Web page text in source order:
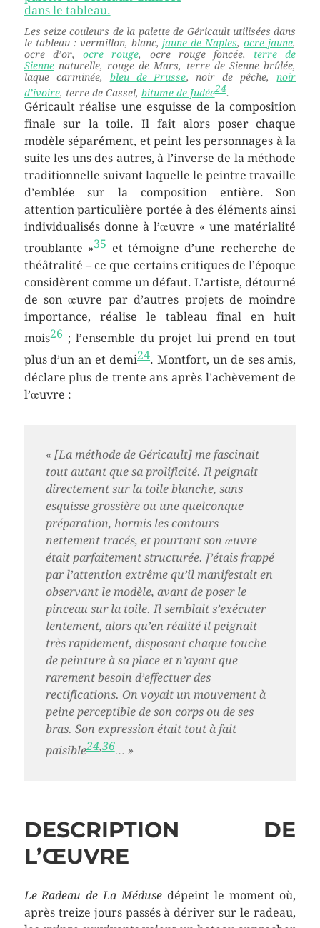
Les seize couleurs de la palette de Géricault utilisées dans
le tableau : vermillon, blanc, jaune de Naples,ocre jaune,
ocre d’or,ocre rouge, ocre rouge foncée, terre de
Siennenaturelle, rouge de Mars, terre de Sienne brûlée,
laque carminée, bleu de Prusse, noir de pêche, noir
d’ivoire, terre de Cassel, bitume de Judée24.
Géricault réalise une esquisse de la composition
finale sur la toile. Il fait alors poser chaque
modèle séparément, et peint les personnages à la
suite les uns des autres, à l’inverse de la méthode
traditionnelle suivant laquelle le peintre travaille
d’emblée sur la composition entière. Son
attention particulière portée à des éléments ainsi
individualisés donne à l’œuvre « une matérialité
troublante »35 et témoigne d’une recherche de
théâtralité – ce que certains critiques de l’époque
considèrent comme un défaut. L’artiste, détourné
de son œuvre par d’autres projets de moindre
importance, réalise le tableau final en huit
mois26; l’ensemble du projet lui prend en tout
plus d’un an et demi24. Montfort, un de ses amis,
déclare plus de trente ans après l’achèvement de
l’œuvre :
« [La méthode de Géricault] me fascinait
tout autant que sa prolificité. Il peignait
directement sur la toile blanche, sans
esquisse grossière ou une quelconque
préparation, hormis les contours
nettement tracés, et pourtant son œuvre
était parfaitement structurée. J’étais frappé
par l’attention extrême qu’il manifestait en
observant le modèle, avant de poser le
pinceau sur la toile. Il semblait s’exécuter
lentement, alors qu’en réalité il peignait
très rapidement, disposant chaque touche
de peinture à sa place et n’ayant que
rarement besoin d’effectuer des
rectifications. On voyait un mouvement à
peine perceptible de son corps ou de ses
bras. Son expression était tout à fait
paisible24,36… »
DESCRIPTION DE
L’ŒUVRE
Le Radeau de La Méduse dépeint le moment où,
après treize jours passés à dériver sur le radeau,